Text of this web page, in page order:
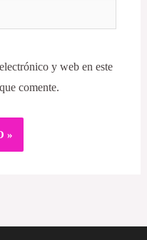
y web en este
comente.